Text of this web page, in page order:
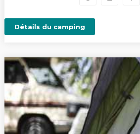
Détails du camping